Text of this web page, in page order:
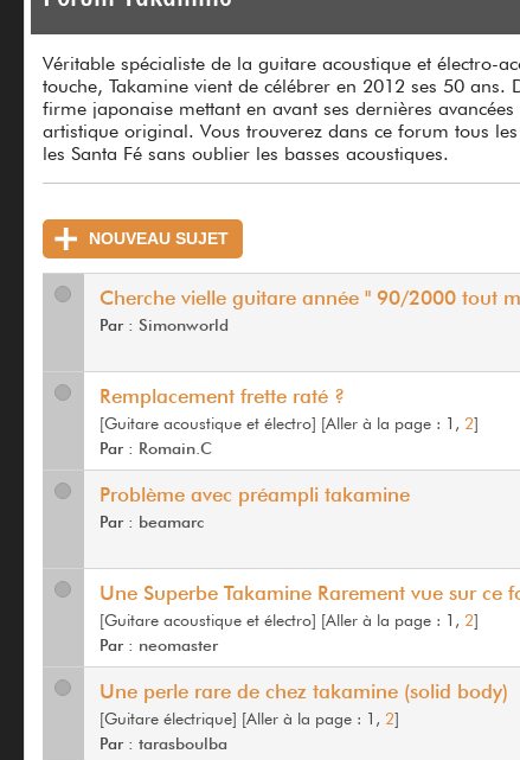
Véritable spécialiste de la guitare acoustique et électro-
touche, Takamine vient de célébrer en 2012 ses 50
firme japonaise mettant en avant ses dernières
artistique original. Vous trouverez dans ce forum tous
les Santa Fé sans oublier les basses acoustiques.
NOUVEAU SUJET
Cherche vielle guitare année " 90/2000 tout
Par :Simonworld
Remplacement frette raté ?
[Guitare acoustique et électro] [Aller à la page : 1, 2]
Par : Romain.C
Problème avec préampli takamine
Par : beamarc
Une Superbe Takamine Rarement vue sur ce
[Guitare acoustique et électro] [Aller à la page : 1, 2]
Par : neomaster
Une perle rare de chez takamine (solid body)
[Guitare électrique] [Aller à la page : 1, 2]
Par :tarasboulba